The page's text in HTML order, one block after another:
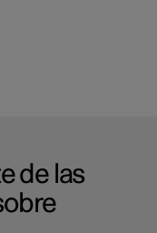
de las